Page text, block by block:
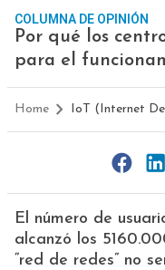
COLUMNA DE OPINIÓN
Por qué los
para el
Home IoT (Internet
El número de
alcanzó los
“red de redes” no